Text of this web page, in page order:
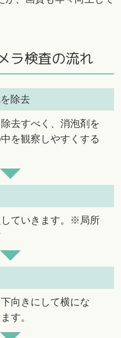
ラ検査の流れ
除去
去すべく、消泡剤を
を観察しやすくする
ていきます。※局所
向きにして横にな
す。